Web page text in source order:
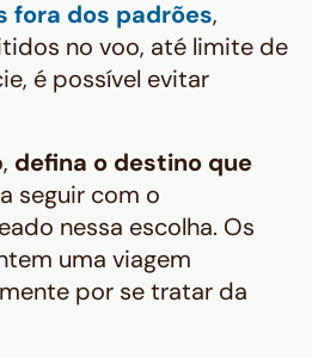
fora dos padrões,
no voo, até limite de
é possível evitar
defina o destino que
seguir com o
nessa escolha. Os
uma viagem
por se tratar da